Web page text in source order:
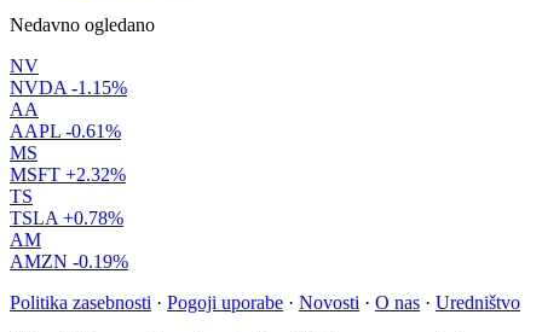
Nedavno ogledano
NV
NVDA -1.15%
AA
AAPL -0.61%
MS
MSFT +2.32%
TS
TSLA +0.78%
AM
AMZN -0.19%
Politika zasebnosti · Pogoji uporabe · Novosti · O nas · Uredništvo